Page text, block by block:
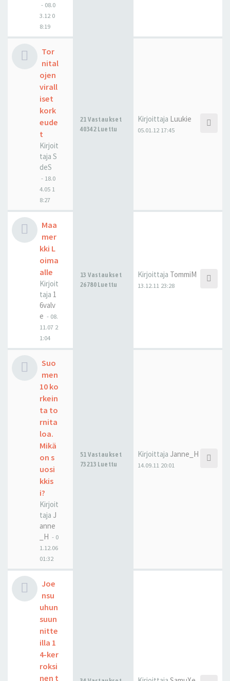
- 08.0
3.12 0
8:19
Tor
nital
ojen
virall
iset
kork
eude
t
Kirjoit
taja S
deS
- 18.0
4.05 1
8:27
21 Vastaukset
40342 Luettu
Kirjoittaja Luukie
05.01.12 17:45
Maa
mer
kki L
oima
alle
Kirjoit
taja 1
6valv
e - 08.
11.07 2
1:04
13 Vastaukset
26780 Luettu
Kirjoittaja TommiM
13.12.11 23:28
Suo
men
10 ko
rkein
ta to
rnita
loa.
Mikä
on s
uosi
kkis
i?
Kirjoit
taja J
anne
_H - 0
1.12.06
01:32
51 Vastaukset
73213 Luettu
Kirjoittaja Janne_H
14.09.11 20:01
Joe
nsu
uhun
suun
nitte
illa 1
4-ker
roksi
nen t